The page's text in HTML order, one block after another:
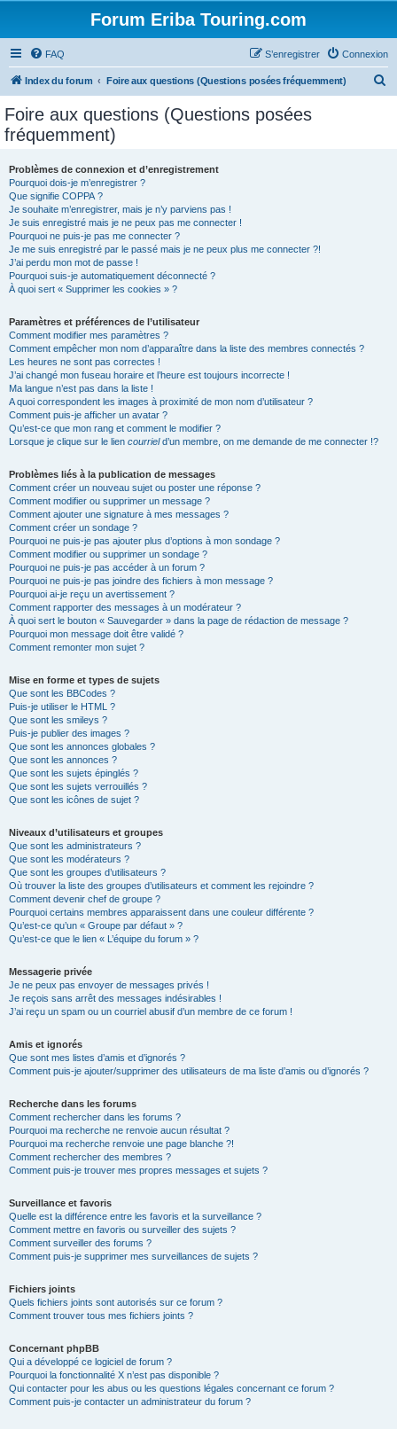
Forum Eriba Touring.com
FAQ Connexion
S’enregistrer
Index du forum Foire aux questions (Questions posées fréquemment)
Foire aux questions (Questions posées
fréquemment)
Problèmes de connexion et d’enregistrement
Pourquoi dois-je m’enregistrer ?
Que signifie COPPA ?
Je souhaite m’enregistrer, mais je n’y parviens pas !
Je suis enregistré mais je ne peux pas me connecter !
Pourquoi ne puis-je pas me connecter ?
Je me suis enregistré par le passé mais je ne peux plus me connecter ?!
J’ai perdu mon mot de passe !
Pourquoi suis-je automatiquement déconnecté ?
À quoi sert « Supprimer les cookies » ?
Paramètres et préférences de l’utilisateur
Comment modifier mes paramètres ?
Comment empêcher mon nom d’apparaître dans la liste des membres connectés ?
Les heures ne sont pas correctes !
J’ai changé mon fuseau horaire et l’heure est toujours incorrecte !
Ma langue n’est pas dans la liste !
A quoi correspondent les images à proximité de mon nom d’utilisateur ?
Comment puis-je afficher un avatar ?
Qu’est-ce que mon rang et comment le modifier ?
Lorsque je clique sur le lien courrield’un membre, on me demande de me connecter !?
Problèmes liés à la publication de messages
Comment créer un nouveau sujet ou poster une réponse ?
Comment modifier ou supprimer un message ?
Comment ajouter une signature à mes messages ?
Comment créer un sondage ?
Pourquoi ne puis-je pas ajouter plus d’options à mon sondage ?
Comment modifier ou supprimer un sondage ?
Pourquoi ne puis-je pas accéder à un forum ?
Pourquoi ne puis-je pas joindre des fichiers à mon message ?
Pourquoi ai-je reçu un avertissement ?
Comment rapporter des messages à un modérateur ?
À quoi sert le bouton « Sauvegarder » dans la page de rédaction de message ?
Pourquoi mon message doit être validé ?
Comment remonter mon sujet ?
Mise en forme et types de sujets
Que sont les BBCodes ?
Puis-je utiliser le HTML ?
Que sont les smileys ?
Puis-je publier des images ?
Que sont les annonces globales ?
Que sont les annonces ?
Que sont les sujets épinglés ?
Que sont les sujets verrouillés ?
Que sont les icônes de sujet ?
Niveaux d’utilisateurs et groupes
Que sont les administrateurs ?
Que sont les modérateurs ?
Que sont les groupes d’utilisateurs ?
Où trouver la liste des groupes d’utilisateurs et comment les rejoindre ?
Comment devenir chef de groupe ?
Pourquoi certains membres apparaissent dans une couleur différente ?
Qu’est-ce qu’un « Groupe par défaut » ?
Qu’est-ce que le lien « L’équipe du forum » ?
Messagerie privée
Je ne peux pas envoyer de messages privés !
Je reçois sans arrêt des messages indésirables !
J’ai reçu un spam ou un courriel abusif d’un membre de ce forum !
Amis et ignorés
Que sont mes listes d’amis et d’ignorés ?
Comment puis-je ajouter/supprimer des utilisateurs de ma liste d’amis ou d’ignorés ?
Recherche dans les forums
Comment rechercher dans les forums ?
Pourquoi ma recherche ne renvoie aucun résultat ?
Pourquoi ma recherche renvoie une page blanche ?!
Comment rechercher des membres ?
Comment puis-je trouver mes propres messages et sujets ?
Surveillance et favoris
Quelle est la différence entre les favoris et la surveillance ?
Comment mettre en favoris ou surveiller des sujets ?
Comment surveiller des forums ?
Comment puis-je supprimer mes surveillances de sujets ?
Fichiers joints
Quels fichiers joints sont autorisés sur ce forum ?
Comment trouver tous mes fichiers joints ?
Concernant phpBB
Qui a développé ce logiciel de forum ?
Pourquoi la fonctionnalité X n’est pas disponible ?
Qui contacter pour les abus ou les questions légales concernant ce forum ?
Comment puis-je contacter un administrateur du forum ?